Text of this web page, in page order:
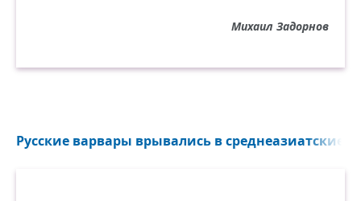
Михаил Задорнов
Русские варвары врывались в